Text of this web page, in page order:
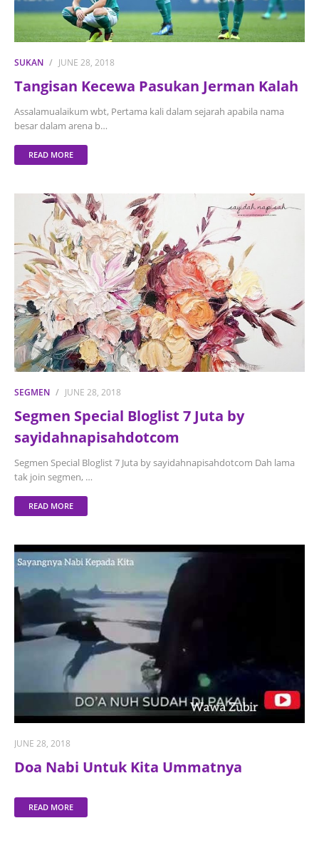
SUKAN JUNE 28, 2018
Tangisan Kecewa Pasukan Jerman Kalah
Assalamualaikum wbt, Pertama kali dalam sejarah apabila nama
besar dalam arena b…
READ MORE
SEGMEN JUNE 28, 2018
Segmen Special Bloglist 7 Juta by
sayidahnapisahdotcom
Segmen Special Bloglist 7 Juta by sayidahnapisahdotcom Dah lama
tak join segmen, …
READ MORE
JUNE 28, 2018
Doa Nabi Untuk Kita Ummatnya
READ MORE